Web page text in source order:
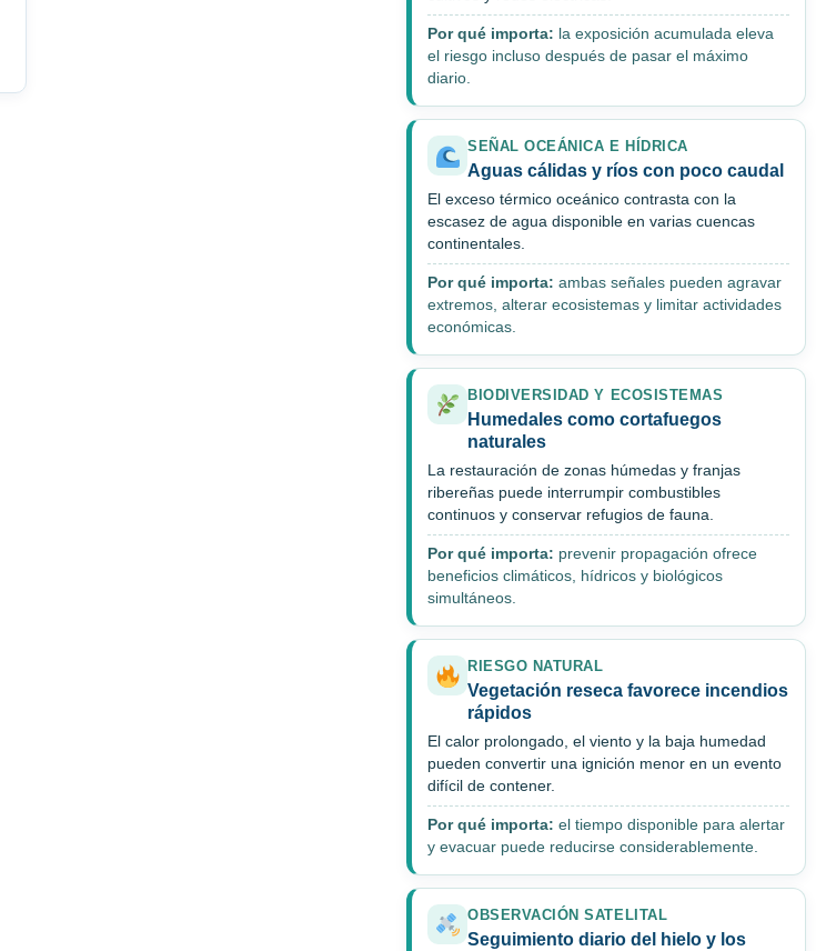
Por qué importa: la exposición acumulada eleva
el riesgo incluso después de pasar el máximo
diario.
SEÑAL OCEÁNICA E HÍDRICA
Aguas cálidas y ríos con poco caudal
El exceso térmico oceánico contrasta con la
escasez de agua disponible en varias cuencas
continentales.
Por qué importa: ambas señales pueden agravar
extremos, alterar ecosistemas y limitar actividades
económicas.
BIODIVERSIDAD Y ECOSISTEMAS
Humedales como cortafuegos
naturales
La restauración de zonas húmedas y franjas
ribereñas puede interrumpir combustibles
continuos y conservar refugios de fauna.
Por qué importa: prevenir propagación ofrece
beneficios climáticos, hídricos y biológicos
simultáneos.
RIESGO NATURAL
Vegetación reseca favorece incendios
rápidos
El calor prolongado, el viento y la baja humedad
pueden convertir una ignición menor en un evento
difícil de contener.
Por qué importa: el tiempo disponible para alertar
y evacuar puede reducirse considerablemente.
OBSERVACIÓN SATELITAL
Seguimiento diario del hielo y los